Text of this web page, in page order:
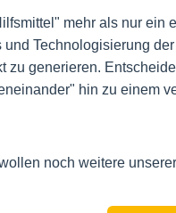
mehr als nur ein
Technologisierung
zu generieren.
hin zu einem
noch weitere